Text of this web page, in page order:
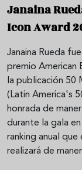
Janaina
Icon Award
Janaina Rueda
premio American
la publicación 50
(Latin America's
honrada de
durante la gala
ranking anual
realizará de